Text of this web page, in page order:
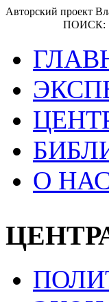
Авторский проект
ПОИСК:
О